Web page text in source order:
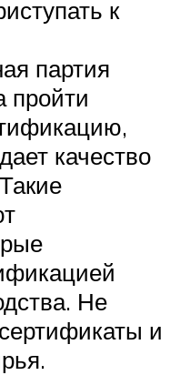
к
партия
пройти
качество
Не
и